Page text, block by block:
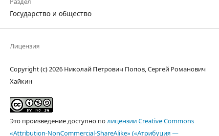
Государство и общество
Лицензия
Copyright (c) 2026 Николай Петрович Попов, Сергей Романович
Хайкин
Это произведение доступно полицензии Creative Commons
«Attribution-NonCommercial-ShareAlike» («Атрибуция —